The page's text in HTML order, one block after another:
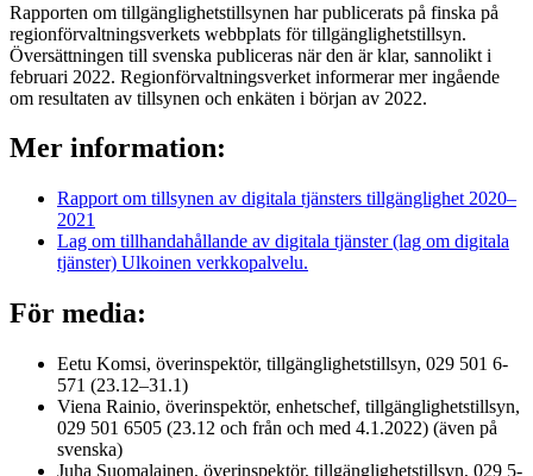
Rapporten om tillgänglighetstillsynen har publicerats på finska på
regionförvaltningsverkets webbplats för tillgänglighetstillsyn.
Översättningen till svenska publiceras när den är klar, sannolikt i
februari 2022. Regionförvaltningsverket informerar mer ingående
om resultaten av tillsynen och enkäten i början av 2022.
Mer information:
Rapport om tillsynen av digitala tjänsters tillgänglighet 2020–
2021
Lag om tillhandahållande av digitala tjänster (lag om digitala
tjänster) Ulkoinen verkkopalvelu.
För media:
Eetu Komsi, överinspektör, tillgänglighetstillsyn, 029 5­01 6­
571 (23.12–31.1)
Viena Rainio, överinspektör, enhetschef, tillgänglighetstillsyn,
029 5­01 6505 (23.12 och från och med 4.1.2022) (även på
svenska)
Juha Suomalainen, överinspektör, tillgänglighetstillsyn, 029 5­